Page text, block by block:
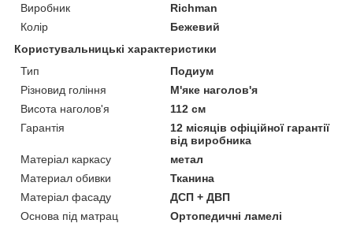
Виробник
Richman
Колір
Бежевий
Користувальницькі характеристики
Тип
Подиум
Різновид гоління
М'яке наголов'я
Висота наголов'я
112 см
Гарантія
12 місяців офіційної гарантії
від виробника
Матеріал каркасу
метал
Материал обивки
Тканина
Матеріал фасаду
ДСП + ДВП
Основа під матрац
Ортопедичні ламелі